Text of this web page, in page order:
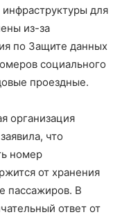
для
из-за
по Защите данных
социального
проездные.
организация
что
номер
от хранения
пассажиров. В
ответ от